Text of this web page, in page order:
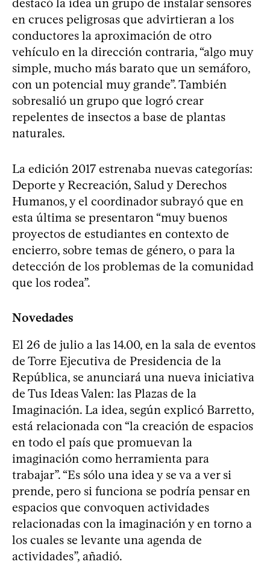
en cruces peligrosas que advirtieran a los
conductores la aproximación de otro
vehículo en la dirección contraria, “algo muy
simple, mucho más barato que un semáforo,
con un potencial muy grande”. También
sobresalió un grupo que logró crear
repelentes de insectos a base de plantas
naturales.
La edición 2017 estrenaba nuevas categorías:
Deporte y Recreación, Salud y Derechos
Humanos, y el coordinador subrayó que en
esta última se presentaron “muy buenos
proyectos de estudiantes en contexto de
encierro, sobre temas de género, o para la
detección de los problemas de la comunidad
que los rodea”.
Novedades
El 26 de julio a las 14.00, en la sala de eventos
de Torre Ejecutiva de Presidencia de la
República, se anunciará una nueva iniciativa
de Tus Ideas Valen: las Plazas de la
Imaginación. La idea, según explicó Barretto,
está relacionada con “la creación de espacios
en todo el país que promuevan la
imaginación como herramienta para
trabajar”. “Es sólo una idea y se va a ver si
prende, pero si funciona se podría pensar en
espacios que convoquen actividades
relacionadas con la imaginación y en torno a
los cuales se levante una agenda de
actividades”, añadió.